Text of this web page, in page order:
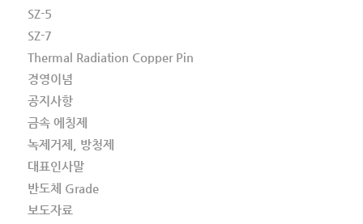
SZ-5
SZ-7
Thermal Radiation Copper Pin
경영이념
공지사항
금속 에칭제
녹제거제, 방청제
대표인사말
반도체 Grade
보도자료